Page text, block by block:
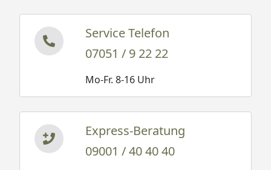
Service Telefon
07051 / 9 22 22
Mo-Fr. 8-16 Uhr
Express-Beratung
09001 / 40 40 40